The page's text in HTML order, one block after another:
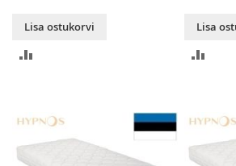
Lisa ostukorvi
Lisa